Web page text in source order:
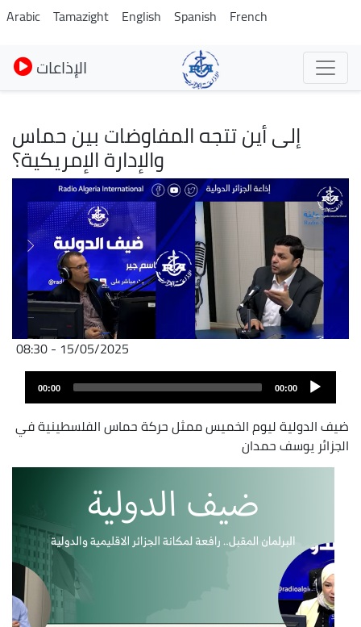
Pasar
al
contenido
principal
Arabic Tamazight English Spanish French
الإذاعات
إلى أين تتجه المفاوضات بين حماس
والإدارة الإمريكية؟
Imagen
15/05/2025 - 08:30
Archivo
audio
00:00
00:00
ضيف الدولية ليوم الخميس ممثل حركة حماس الفلسطينية في
الجزائر يوسف حمدان